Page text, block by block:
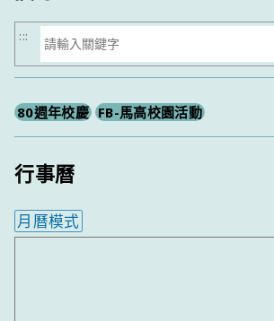
搜
尋
:::
80週年校慶 FB-馬高校園活動
行事曆
月曆模式